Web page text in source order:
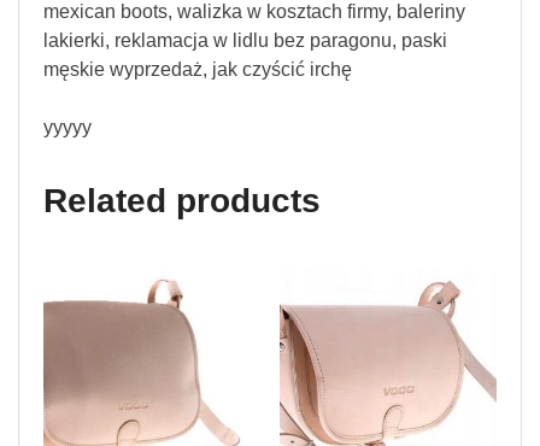
mexican boots, walizka w kosztach firmy, baleriny
lakierki, reklamacja w lidlu bez paragonu, paski
męskie wyprzedaż, jak czyścić irchę
yyyyy
Related products